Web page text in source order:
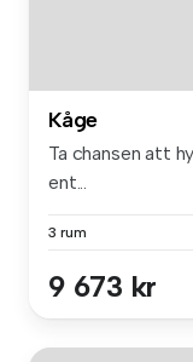
Kåge
Ta chansen att
ent...
3 rum
9 673 kr